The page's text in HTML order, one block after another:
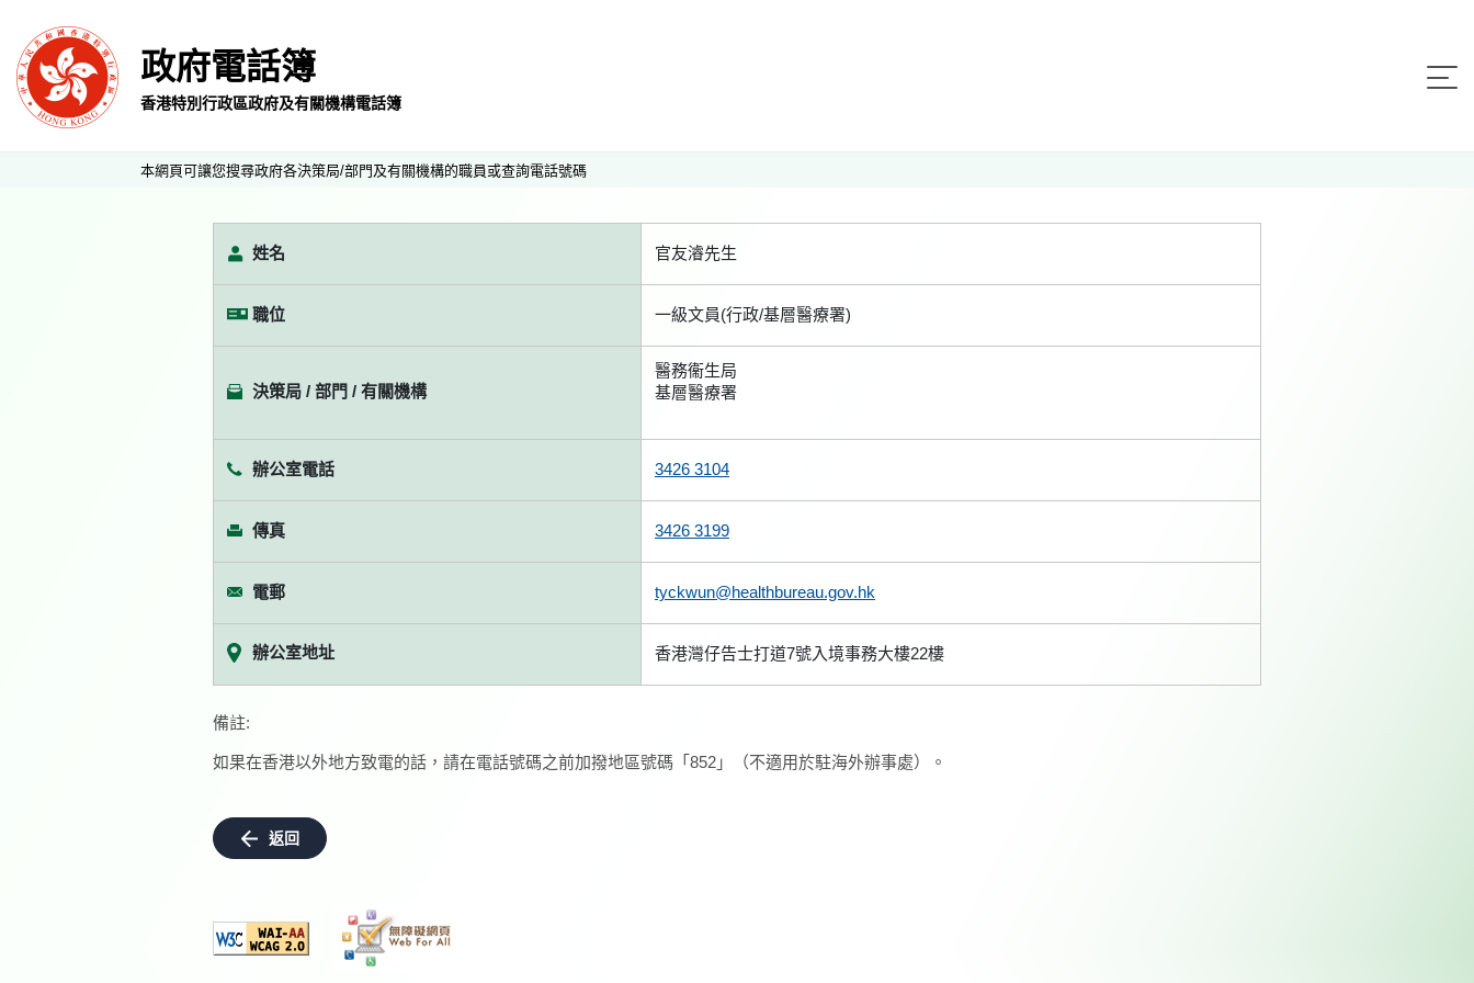
政府電話簿
香港特別行政區政府及有關機構電話簿
本網頁可讓您搜尋政府各決策局/部門及有關機構的職員或查詢電話號碼
姓名 官友濬先生
職位 一級文員(行政/基層醫療署)
決策局 / 部門 / 有關機構
醫務衞生局
基層醫療署
辦公室電話 3426 3104
傳真 3426 3199
電郵 tyckwun@healthbureau.gov.hk
辦公室地址 香港灣仔告士打道7號入境事務大樓22樓
備註:
如果在香港以外地方致電的話，請在電話號碼之前加撥地區號碼「852」（不適用於駐海外辦事處）。
返回